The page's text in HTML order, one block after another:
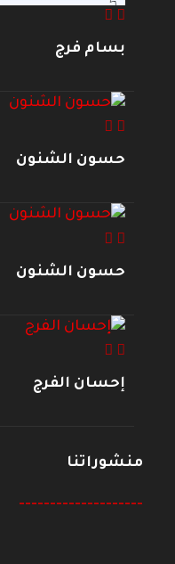
بسام فرج
حسون الشنون
حسون الشنون
إحسان الفرج
منشوراتنا
--------------------